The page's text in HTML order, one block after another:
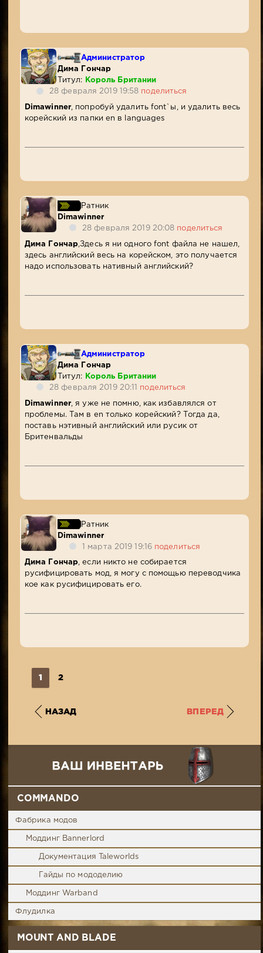
Администратор
Дима Гончар
Титул:
Король Британии
28 февраля 2019 19:58 поделиться
Dimawinner , попробуй удалить font`ы, и удалить весь
корейский из папки en в languages
Ратник
Dimawinner
28 февраля 2019 20:08 поделиться
Дима Гончар ,Здесь я ни одного font файла не нашел,
здесь английский весь на корейском, это получается
надо использовать нативный английский?
Администратор
Дима Гончар
Титул:
Король Британии
28 февраля 2019 20:11 поделиться
Dimawinner , я уже не помню, как избавлялся от
проблемы. Там в en только корейский? Тогда да,
поставь нэтивный английский или русик от
Бритенвальды
Ратник
Dimawinner
1 марта 2019 19:16 поделиться
Дима Гончар, если никто не собирается
русифицировать мод, я могу с помощью переводчика
кое как русифицировать его.
1 2
НАЗАД ВПЕРЕД
COMMANDO
Фабрика модов
Моддинг Bannerlord
Документация Taleworlds
Гайды по мододелию
Моддинг Warband
Флудилка
MOUNT AND BLADE